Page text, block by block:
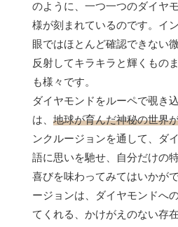
のように、一つ一つのダイヤ
様が刻まれているのです。イ
眼ではほとんど確認できない
反射してキラキラと輝くもの
も様々です。
ダイヤモンドをルーペで覗き
は、 地球が育んだ神秘の世界
ンクルージョンを通して、ダ
語に思いを馳せ、自分だけの
喜びを味わってみてはいかが
ージョンは、ダイヤモンドへ
てくれる、かけがえのない存在